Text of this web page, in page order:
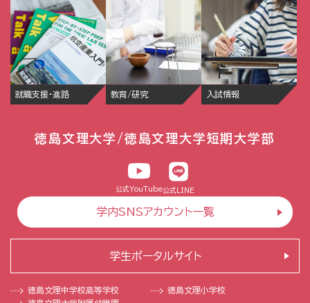
就職支援・進路 教育/研究 入試情報
徳島文理大学/徳島文理大学短期大学部
公式YouTube公式LINE
学内SNSアカウント一覧
徳島文理中学校高等学校
徳島文理小学校
学生ポータルサイト